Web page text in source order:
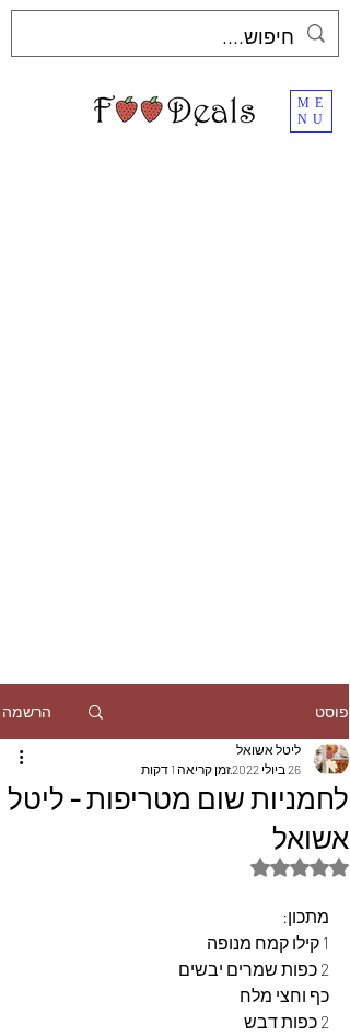
ME
NU
פוסט הרשמה
לחמניות שום מטריפות - ליטל
אשואל
ליטל אשואל
26 ביולי 2022
זמן קריאה 1 דקות
דירוג של NaN מתוך 5 כוכבים
מתכון:
1 קילו קמח מנופה
2 כפות שמרים יבשים
כף וחצי מלח
2 כפות דבש